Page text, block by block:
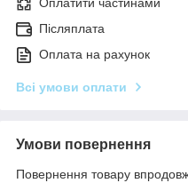
Оплатити частинами
Післяплата
Оплата на рахунок
Всі умови оплати
Умови повернення
Повернення товару